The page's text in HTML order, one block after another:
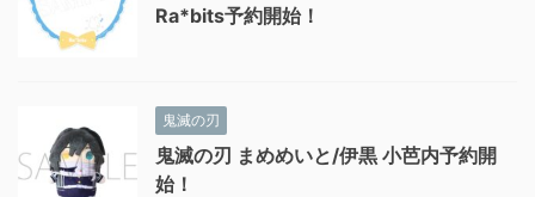
Ra*bits予約開始！
鬼滅の刃
鬼滅の刃 まめめいと/伊黒 小芭内予約開
始！